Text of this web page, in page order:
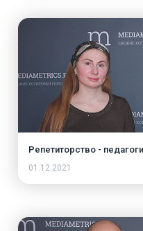
Репетиторство -
01.12.2021